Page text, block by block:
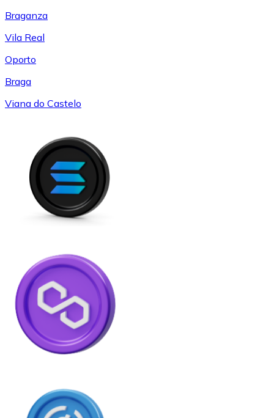
Braganza
Vila Real
Oporto
Braga
Viana do Castelo